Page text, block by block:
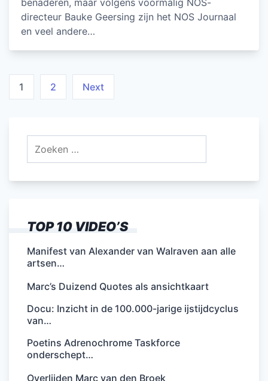
directeur Bauke Geersing zijn het NOS Journaal
en veel andere…
Berichten
1 2 Next
TOP 10 VIDEO’S
Manifest van Alexander van Walraven aan alle
artsen…
Marc’s Duizend Quotes als ansichtkaart
Docu: Inzicht in de 100.000-jarige ijstijdcyclus
van…
Poetins Adrenochrome Taskforce
onderschept…
Overlijden Marc van den Broek